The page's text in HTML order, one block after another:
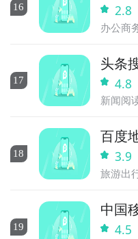
16 2.8
办公商
17
头条
4.8
新闻阅
18
百度
3.9
旅游出
19
中国
4.5